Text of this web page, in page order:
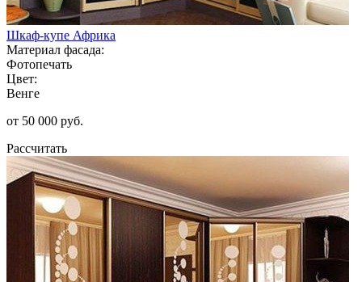
Шкаф-купе Африка
Материал фасада:
Фотопечать
Цвет:
Венге
от 50 000 руб.
Рассчитать